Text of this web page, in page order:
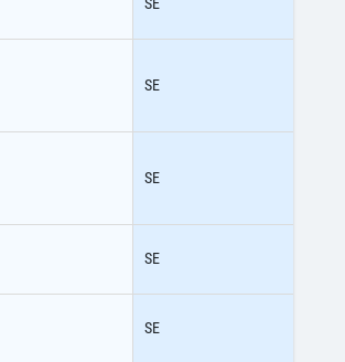
SE
SE
SE
SE